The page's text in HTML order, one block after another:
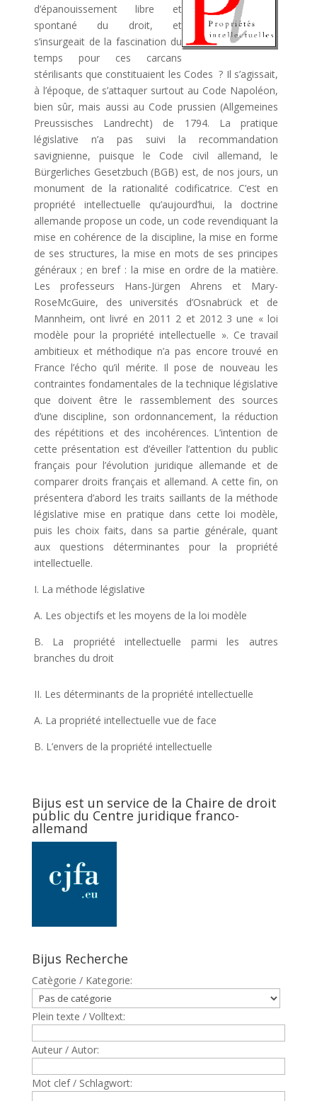
d’épanouissement libre et
spontané du droit, et
s’insurgeait de la fascination du
temps pour ces carcans
stérilisants que constituaient les Codes ? Il s’agissait,
à l’époque, de s’attaquer surtout au Code Napoléon,
bien sûr, mais aussi au Code prussien (Allgemeines
Preussisches Landrecht) de 1794. La pratique
législative n’a pas suivi la recommandation
savignienne, puisque le Code civil allemand, le
Bürgerliches Gesetzbuch (BGB) est, de nos jours, un
monument de la rationalité codificatrice. C’est en
propriété intellectuelle qu’aujourd’hui, la doctrine
allemande propose un code, un code revendiquant la
mise en cohérence de la discipline, la mise en forme
de ses structures, la mise en mots de ses principes
généraux ; en bref : la mise en ordre de la matière.
Les professeurs Hans-Jürgen Ahrens et Mary-
RoseMcGuire, des universités d’Osnabrück et de
Mannheim, ont livré en 2011 2 et 2012 3 une « loi
modèle pour la propriété intellectuelle ». Ce travail
ambitieux et méthodique n’a pas encore trouvé en
France l’écho qu’il mérite. Il pose de nouveau les
contraintes fondamentales de la technique législative
que doivent être le rassemblement des sources
d’une discipline, son ordonnancement, la réduction
des répétitions et des incohérences. L’intention de
cette présentation est d’éveiller l’attention du public
français pour l’évolution juridique allemande et de
comparer droits français et allemand. A cette fin, on
présentera d’abord les traits saillants de la méthode
législative mise en pratique dans cette loi modèle,
puis les choix faits, dans sa partie générale, quant
aux questions déterminantes pour la propriété
intellectuelle.
I. La méthode législative
A. Les objectifs et les moyens de la loi modèle
B. La propriété intellectuelle parmi les autres
branches du droit
II. Les déterminants de la propriété intellectuelle
A. La propriété intellectuelle vue de face
B. L’envers de la propriété intellectuelle
Bijus est un service de la Chaire de droit
public du Centre juridique franco-
allemand
Bijus Recherche
Catègorie / Kategorie:
Plein texte / Volltext:
Auteur / Autor:
Mot clef / Schlagwort: